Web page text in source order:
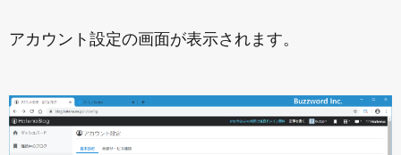
アカウント設定の画面が表示されます。